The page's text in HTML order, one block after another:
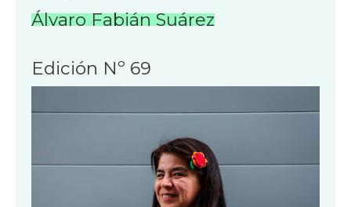
Álvaro Fabián Suárez
Edición Nº 69